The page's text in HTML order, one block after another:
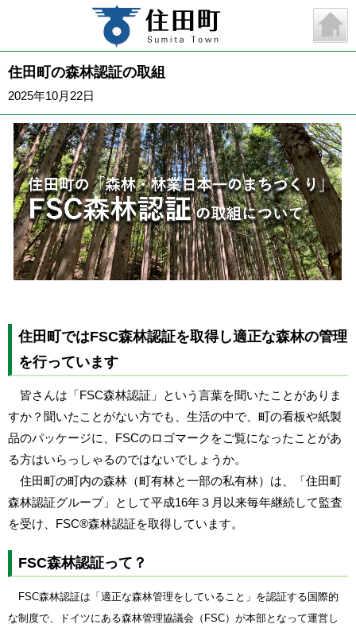
住田町の森林認証の取組
2025年10月22日
住田町ではFSC森林認証を取得し適正な森林の管理
を行っています
皆さんは「FSC森林認証」という言葉を聞いたことがありま
すか？聞いたことがない方でも、生活の中で、町の看板や紙製
品のパッケージに、 FSCのロゴマークをご覧になったことがあ
る方はいらっしゃるのではないでしょうか。
住田町の町内の森林（町有林と一部の私有林）は、「住田町
森林認証グループ」として平成16年３月以来毎年継続して監査
を受け、 FSC®森林認証を取得しています。
FSC森林認証って？
FSC森林認証は「適正な森林管理をしていること」を認証する国際的
な制度で、ドイツにある森林管理協議会（ FSC）が本部となって運営し